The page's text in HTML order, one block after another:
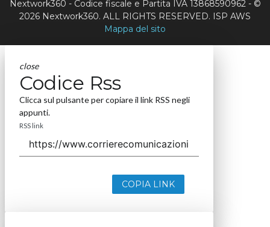
Nextwork360 - Codice fiscale e Partita IVA 13868590962 - ©
2026 Nextwork360. ALL RIGHTS RESERVED. ISP AWS
Mappa del sito
close
Codice Rss
Clicca sul pulsante per copiare il link RSS negli
appunti.
RSS link
COPIA LINK